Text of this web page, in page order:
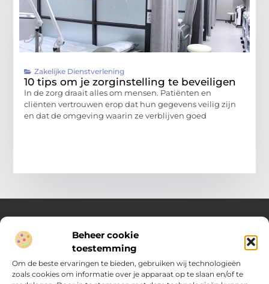
Beheer cookie
toestemming
Om de beste ervaringen te bieden, gebruiken wij technologieën
zoals cookies om informatie over je apparaat op te slaan en/of te
Zakelijke Dienstverlening
10 tips om je zorginstelling te beveiligen
In de zorg draait alles om mensen. Patiënten en
cliënten vertrouwen erop dat hun gegevens veilig zijn
en dat de omgeving waarin ze verblijven goed
Over Compleet Zakelijk
Praktische inzichten voor slimme beslissingen
Laat je inspireren door diverse artikelen vol toepasbare tips,